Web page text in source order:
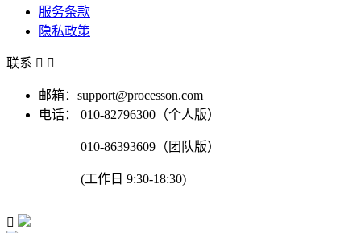
服务条款
隐私政策
联系  
邮箱：support@processon.com
电话：
010-82796300（个人版）
010-86393609（团队版）
(工作日 9:30-18:30)
